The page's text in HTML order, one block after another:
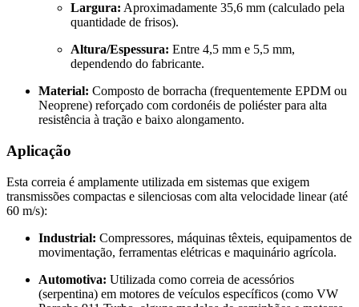
Largura: Aproximadamente 35,6 mm (calculado pela
quantidade de frisos).
Altura/Espessura: Entre 4,5 mm e 5,5 mm,
dependendo do fabricante.
Material: Composto de borracha (frequentemente EPDM ou
Neoprene) reforçado com cordonéis de poliéster para alta
resistência à tração e baixo alongamento.
Aplicação
Esta correia é amplamente utilizada em sistemas que exigem
transmissões compactas e silenciosas com alta velocidade linear (até
60 m/s):
Industrial: Compressores, máquinas têxteis, equipamentos de
movimentação, ferramentas elétricas e maquinário agrícola.
Automotiva: Utilizada como correia de acessórios
(serpentina) em motores de veículos específicos (como VW